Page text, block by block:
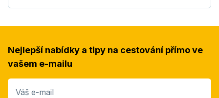
Nejlepší nabídky a tipy na cestování přímo ve
vašem e-mailu
Váš e-mail